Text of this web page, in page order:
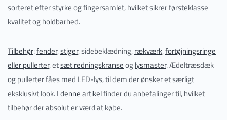
sorteret efter styrke og fingersamlet, hvilket sikrer førsteklasse
kvalitet og holdbarhed.
Tilbehør:fender,stiger, sidebeklædning,rækværk,fortøjningsringe
eller pullerter,etsæt redningskranseoglysmaster. Ædeltræsdæk
og pullerter fåes med LED-lys, til dem der ønsker et særligt
eksklusivt look. Idenne artikelfinder du anbefalinger til, hvilket
tilbehør der absolut er værd at købe.